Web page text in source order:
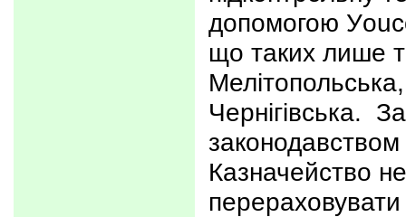
допомогою
що таких лише
Чернігівська.
Казначейство